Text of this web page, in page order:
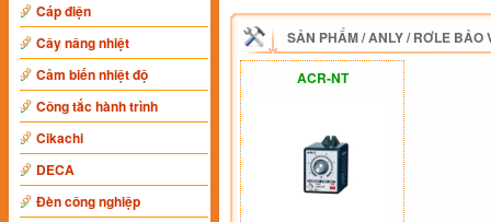
Cáp điện
Cây nâng nhiệt
Cảm biến nhiệt độ
Công tắc hành trình
Cikachi
DECA
Đèn công nghiệp
SẢN PHẨM/ANLY/RƠLE BẢO
ACR-NT